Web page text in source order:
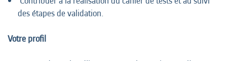
des étapes de validation.
Votre profil